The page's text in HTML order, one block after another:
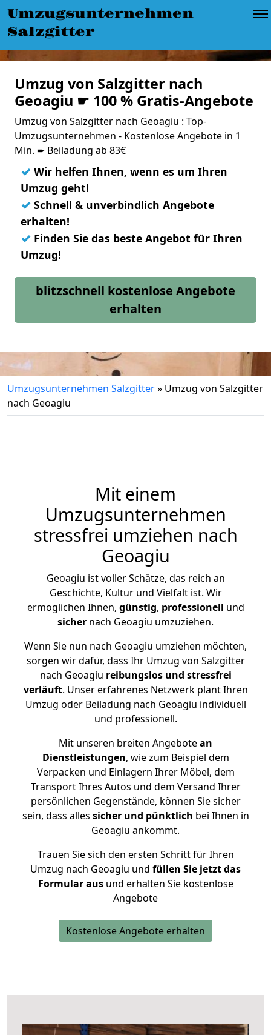
Umzugsunternehmen
Salzgitter
Umzug von Salzgitter nach
Geoagiu ☛ 100 % Gratis-Angebote
Umzug von Salzgitter nach Geoagiu : Top-
Umzugsunternehmen - Kostenlose Angebote in 1
Min. ➨ Beiladung ab 83€
✓ Wir helfen Ihnen, wenn es um Ihren
Umzug geht!
✓ Schnell & unverbindlich Angebote
erhalten!
✓ Finden Sie das beste Angebot für Ihren
Umzug!
blitzschnell kostenlose Angebote
erhalten
Umzugsunternehmen Salzgitter» Umzug von Salzgitter
nach Geoagiu
Mit einem
Umzugsunternehmen
stressfrei umziehen nach
Geoagiu
Geoagiu ist voller Schätze, das reich an
Geschichte, Kultur und Vielfalt ist. Wir
ermöglichen Ihnen, günstig, professionell und
sicher nach Geoagiu umzuziehen.
Wenn Sie nun nach Geoagiu umziehen möchten,
sorgen wir dafür, dass Ihr Umzug von Salzgitter
nach Geoagiu reibungslos und stressfrei
verläuft. Unser erfahrenes Netzwerk plant Ihren
Umzug oder Beiladung nach Geoagiu individuell
und professionell.
Mit unseren breiten Angebotean
Dienstleistungen, wie zum Beispiel dem
Verpacken und Einlagern Ihrer Möbel, dem
Transport Ihres Autos und dem Versand Ihrer
persönlichen Gegenstände, können Sie sicher
sein, dass alles sicher und pünktlich bei Ihnen in
Geoagiu ankommt.
Trauen Sie sich den ersten Schritt für Ihren
Umzug nach Geoagiu und füllen Sie jetzt das
Formular ausund erhalten Sie kostenlose
Angebote
Kostenlose Angebote erhalten